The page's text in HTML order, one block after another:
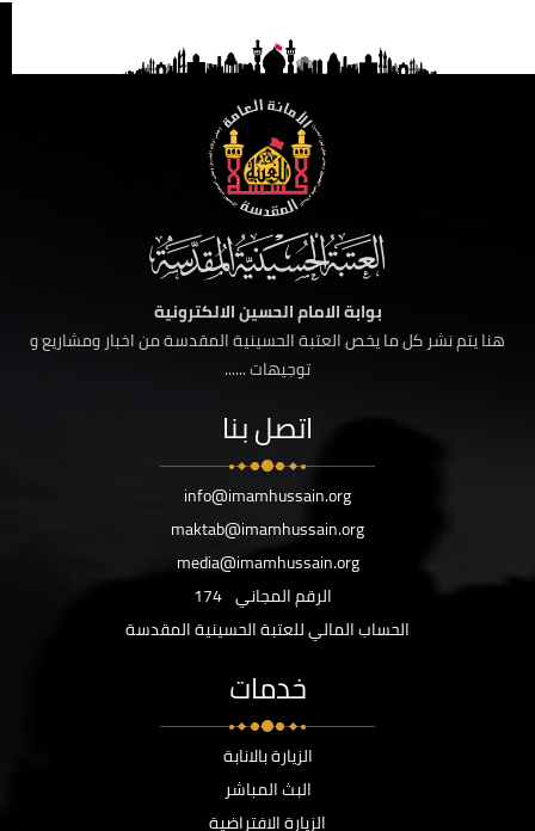
بوابة الامام الحسين الالكترونية
هنا يتم نشر كل ما يخص العتبة الحسينية المقدسة من اخبار ومشاريع و
توجيهات ......
اتصل بنا
info@imamhussain.org
maktab@imamhussain.org
media@imamhussain.org
الرقم المجاني 174
الحساب المالي للعتبة الحسينية المقدسة
خدمات
الزيارة بالانابة
البث المباشر
الزيارة الافتراضية